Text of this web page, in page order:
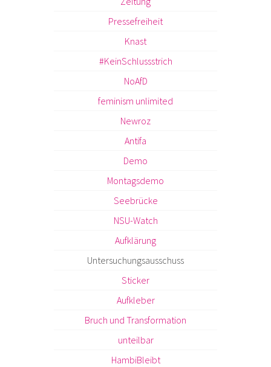
Pressefreiheit
Knast
#KeinSchlussstrich
NoAfD
feminism unlimited
Newroz
Antifa
Demo
Montagsdemo
Seebrücke
NSU-Watch
Aufklärung
Untersuchungsausschuss
Sticker
Aufkleber
Bruch und Transformation
unteilbar
HambiBleibt